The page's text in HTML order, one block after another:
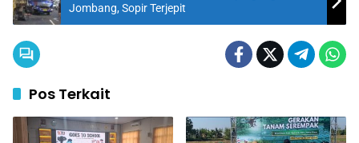
Jombang, Sopir Terjepit
Pos Terkait